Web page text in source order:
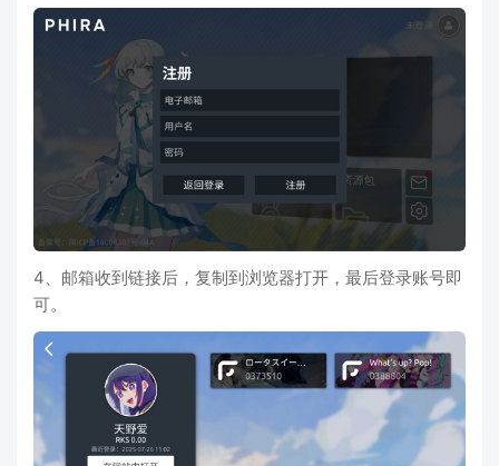
4、邮箱收到链接后，复制到浏览器打开，最后登录账号即
可。